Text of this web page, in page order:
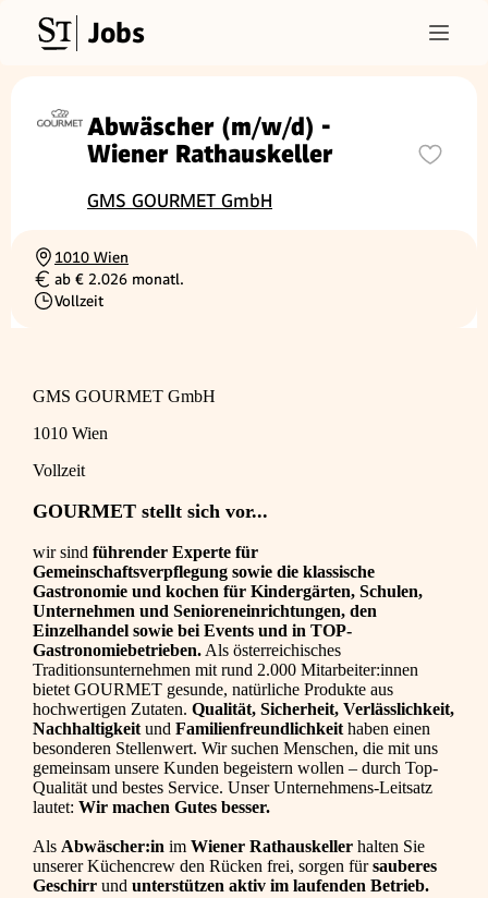
Jobs
Abwäscher (m/w/d) -
Wiener Rathauskeller
GMS GOURMET GmbH
Ortschaft
1010 Wien
Gehalt
ab € 2.026 monatl.
Beschäftigungsart
Vollzeit
GMS GOURMET GmbH
1010 Wien
Vollzeit
GOURMET stellt sich vor...
wir sind führender Experte für
Gemeinschaftsverpflegung sowie die klassische
Gastronomie und kochen für Kindergärten, Schulen,
Unternehmen und Senioreneinrichtungen, den
Einzelhandel sowie bei Events und in TOP-
Gastronomiebetrieben. Als österreichisches
Traditionsunternehmen mit rund 2.000 Mitarbeiter:innen
bietet GOURMET gesunde, natürliche Produkte aus
hochwertigen Zutaten. Qualität, Sicherheit, Verlässlichkeit,
Nachhaltigkeit und Familienfreundlichkeit haben einen
besonderen Stellenwert. Wir suchen Menschen, die mit uns
gemeinsam unsere Kunden begeistern wollen – durch Top-
Qualität und bestes Service. Unser Unternehmens-Leitsatz
lautet: Wir machen Gutes besser.
Als Abwäscher:in im Wiener Rathauskeller halten Sie
unserer Küchencrew den Rücken frei, sorgen fürsauberes
Geschirr und unterstützen aktiv im laufenden Betrieb.